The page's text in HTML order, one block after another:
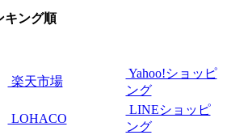
キング順
楽天市場
Yahoo!ショッピ
ング
LOHACO
LINEショッピ
ング